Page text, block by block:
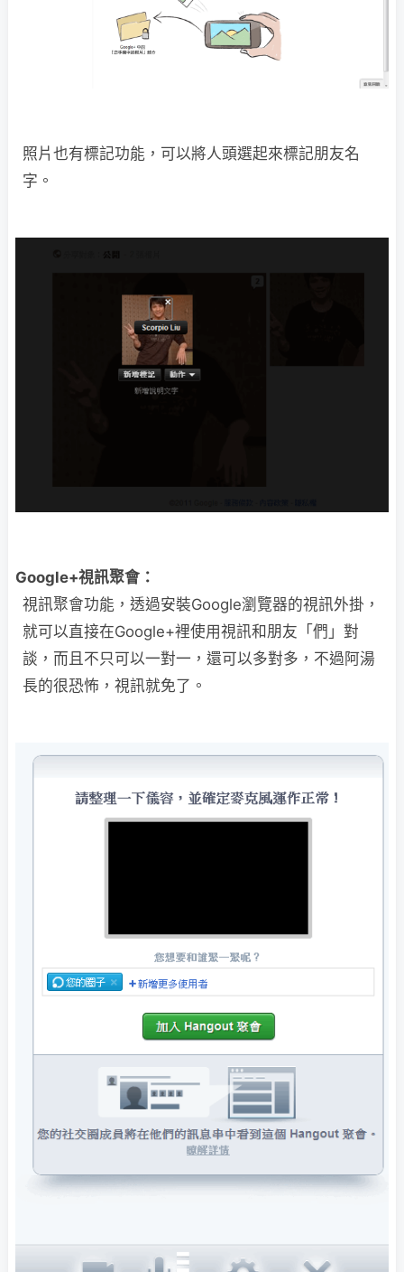
照片也有標記功能，可以將人頭選起來標記朋友名
字。
Google+視訊聚會：
視訊聚會功能，透過安裝Google瀏覽器的視訊外掛，
就可以直接在Google+裡使用視訊和朋友「們」對
談，而且不只可以一對一，還可以多對多，不過阿湯
長的很恐怖，視訊就免了。